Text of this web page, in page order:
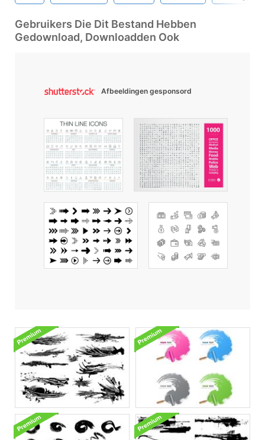
Gebruikers Die Dit Bestand Hebben
Gedownload, Downloadden Ook
Afbeeldingen gesponsord